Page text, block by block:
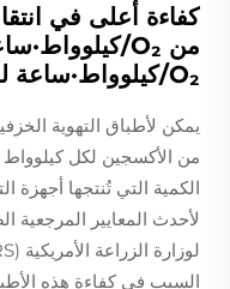
O₂/كيلوواط·ساعة لمُهَوِّجات الهواء الميكانيكية
من الأكسجين لكل
الكمية التي تُنتجها أجهزة
لأحدث المعايير المرجعية
السبب في كفاءة هذه